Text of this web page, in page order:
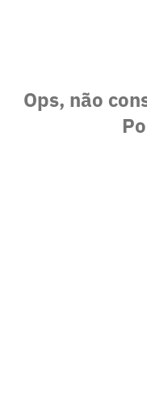
Ops, não